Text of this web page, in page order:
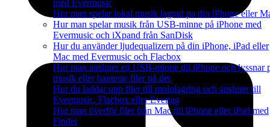
med Evermusic
Hur man spelar lokal musik lagrad pa din iPhone eller
Hur man spelar musik från USB-minne på iPhone med
Evermusic och iXpand från SanDisk
Hur du använder ljudequalizern på din iPhone, iPad eller
Mac med Evermusic och Flacbox
Hur man ansluter ett USB-minne till iPhone och lyssnar
musik eller hanterar filer på det
Hur du laddar upp filer till molnlagring och ansluter till
Evermusic, Flacbox eller Evertag
Hur man överför filer från Mac till iPhone eller iPad med
Finder